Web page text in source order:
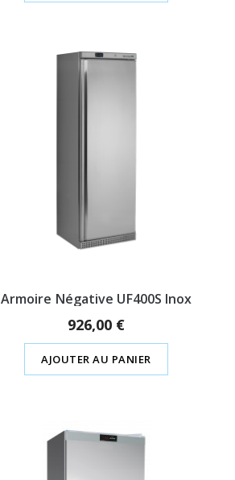
Armoire Négative UF400S Inox
926,00 €
AJOUTER AU PANIER